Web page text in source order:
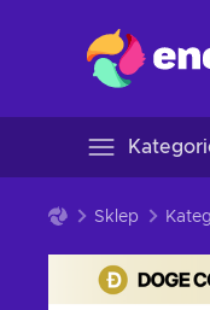
Sklep